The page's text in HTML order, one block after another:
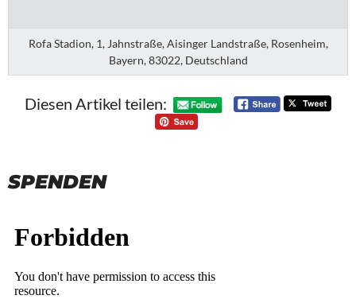
Rofa Stadion, 1, Jahnstraße, Aisinger Landstraße, Rosenheim,
Bayern, 83022, Deutschland
Diesen Artikel teilen:
SPENDEN